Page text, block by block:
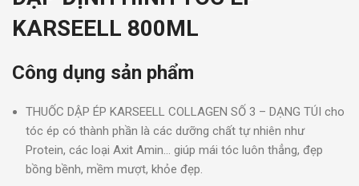
KARSEELL 800ML
Công dụng sản phẩm
THUỐC DẬP ÉP KARSEELL COLLAGEN SỐ 3 – DẠNG TÚI cho
tóc ép có thành phần là các dưỡng chất tự nhiên như
Protein, các loại Axit Amin… giúp mái tóc luôn thẳng, đẹp
bồng bềnh, mềm mượt, khỏe đẹp.